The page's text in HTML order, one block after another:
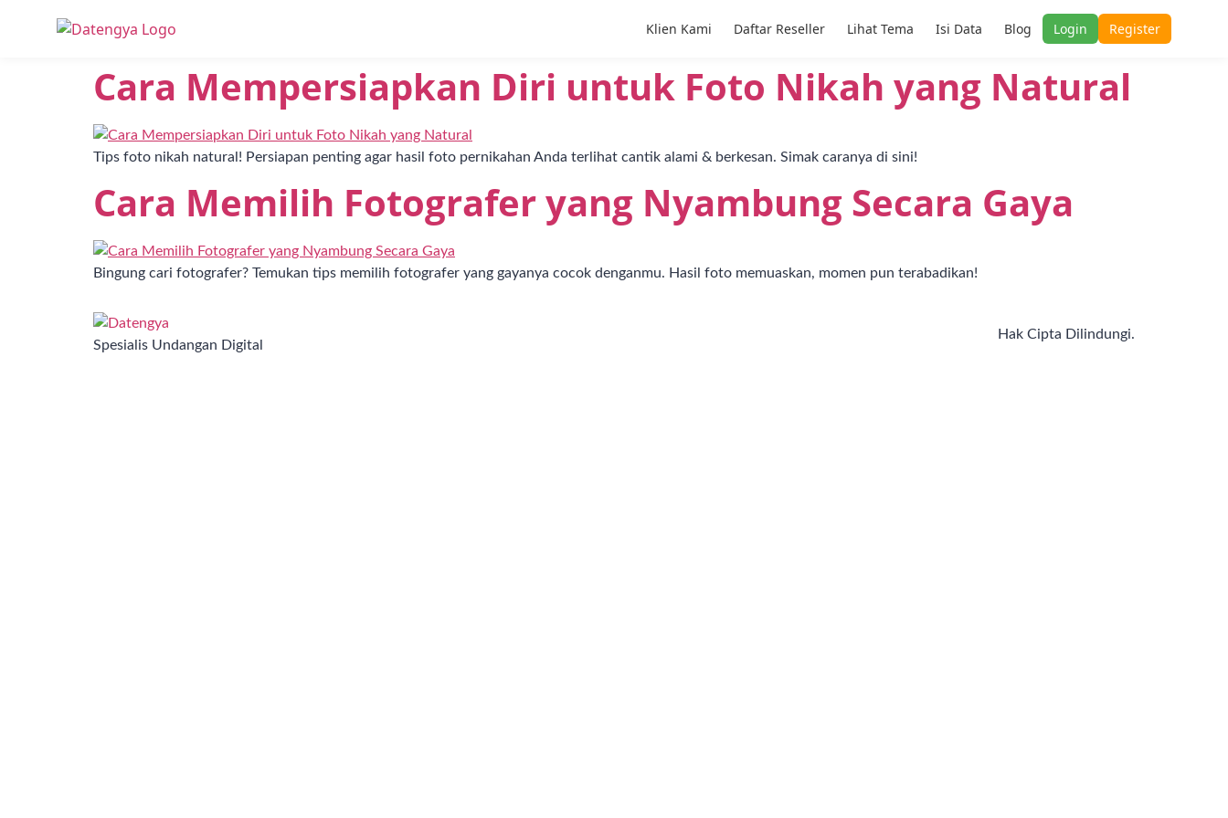
Klien Kami Daftar Reseller Lihat Tema Isi Data Blog Login Register
Tag:fotografer
Cara Mempersiapkan Diri untuk Foto Nikah yang Natural
Tips foto nikah natural! Persiapan penting agar hasil foto pernikahan Anda terlihat cantik alami & berkesan. Simak caranya di sini!
Cara Memilih Fotografer yang Nyambung Secara Gaya
Bingung cari fotografer? Temukan tips memilih fotografer yang gayanya cocok denganmu. Hasil foto memuaskan, momen pun terabadikan!
Spesialis Undangan Digital
Hak Cipta Dilindungi.